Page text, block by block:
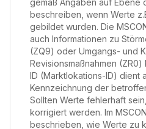
gemäß Angaben auf Ebene
beschreiben, wenn Werte
gebildet wurden. Die
auch Informationen zu
(ZQ9) oder Umgangs- und
Revisionsmaßnahmen
ID (Marktlokations-ID) dient
Kennzeichnung der
Sollten Werte fehlerhaft
korrigiert werden. Im
beschrieben, wie Werte zu